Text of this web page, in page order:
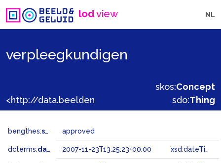
lodview NL
verpleegkundigen
skos:Concept
sdo:Thing
bengthes:status approved
dcterms:dateAccepted 2007-11-23T13:25:23+00:00 xsd:dateTime